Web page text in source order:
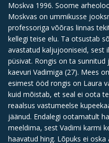
Moskva 1996. Soome
Moskvas on ummikusse
professoriga võõras linnas
kellegi teise elu. Ta otsustab
avastatud kaljujooniseid, sest
püsivat. Rongis on ta
kaevuri Vadimiga (27). Mees
esimest ööd rongis on Laura
kuid mõistab, et seal ei oota
reaalsus vastumeelse
jäänud. Endalegi ootamatult
meeldima, sest Vadimi karmi
haavatud hing. Lõpuks ei